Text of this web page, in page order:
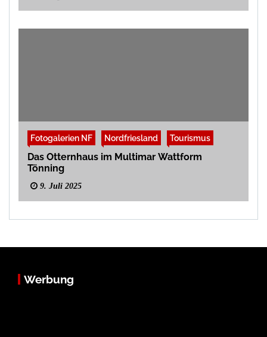
Fotogalerien NF Nordfriesland Tourismus
Das Otternhaus im Multimar Wattform
Tönning
9. Juli 2025
Werbung